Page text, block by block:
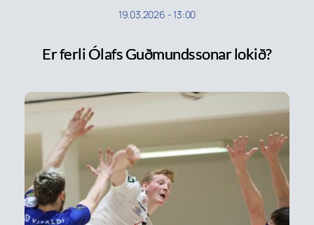
19.03.2026 -13:00
Er ferli Ólafs Guðmundssonar lokið?